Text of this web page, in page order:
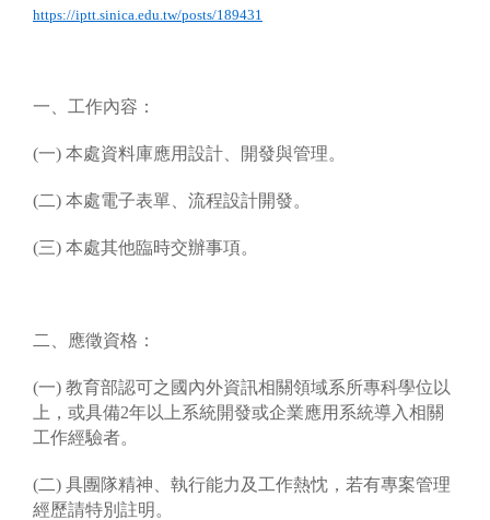
https://iptt.sinica.edu.tw/posts/189431
一、工作內容：
(一) 本處資料庫應用設計、開發與管理。
(二) 本處電子表單、流程設計開發。
(三) 本處其他臨時交辦事項。
二、應徵資格：
(一) 教育部認可之國內外資訊相關領域系所專科學位以
上，或具備2年以上系統開發或企業應用系統導入相關
工作經驗者。
(二) 具團隊精神、執行能力及工作熱忱，若有專案管理
經歷請特別註明。